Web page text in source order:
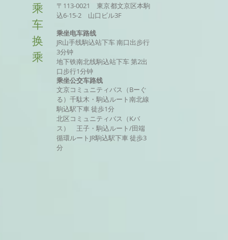
乘
车
换
乘
〒113-0021 東京都文京区本駒
込6-15-2 山口ビル3F
乘坐电车路线
JR山手线駒込站下车 南口出步行
3分钟
地下铁南北线駒込站下车 第2出
口步行1分钟
乘坐公交车路线
文京コミュニティバス（Bーぐ
る）千駄木・駒込ルート南北線
駒込駅下車 徒歩1分
北区コミュニティバス（Kバ
ス） 王子・駒込ルート/田端
循環ルートJR駒込駅下車 徒歩3
分